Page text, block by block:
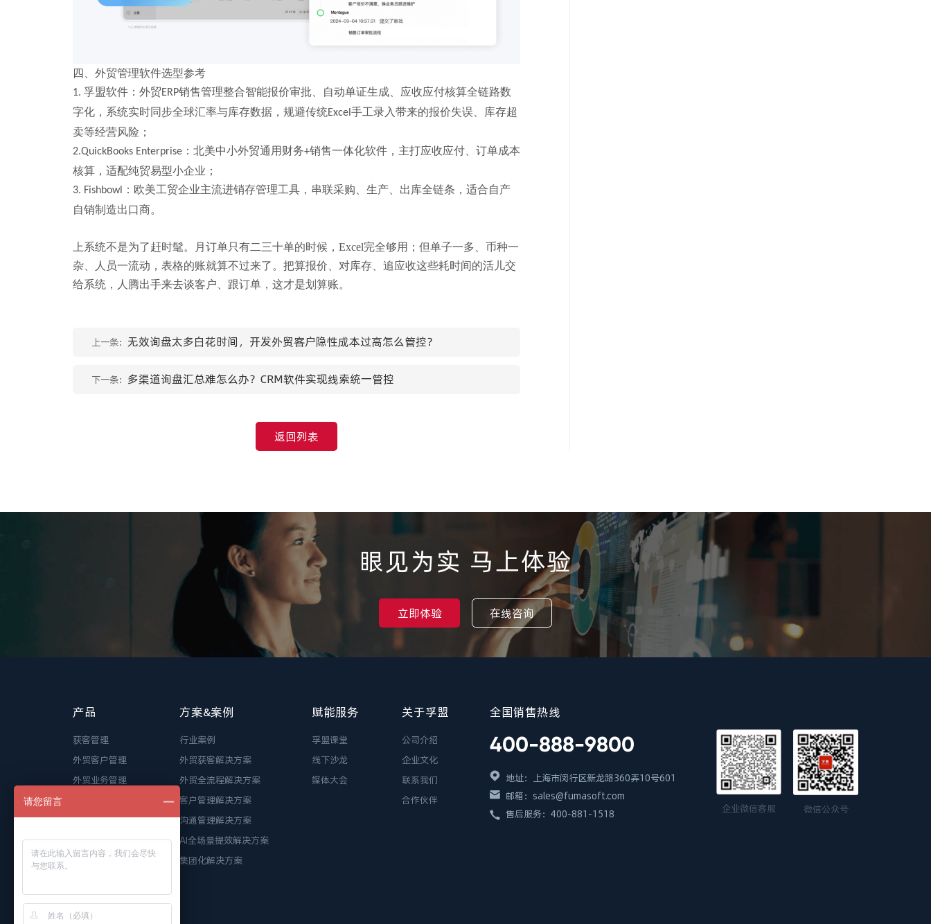
四 、外贸管理软件选型参考
1. 孚盟软件：外贸ERP销售管理整合智能报价审批、自动单证生成、应收应付核算全链路数
字化，系统实时同步全球汇率与库存数据，规避传统Excel 手工录入带来的报价失误、库存超
卖等经营风险 ；
2.QuickBooks Enterprise：北美中小外贸通用财务+销售一体化软件，主打应收应付、订单成本
核算，适配纯贸易型小企业；
3. Fishbowl
：欧美工贸企业主流进销存管理工具，串联采购、生产、出库全链条，适合自产
自销制造出口商。
上系统不是为了赶时髦。月订单只有二三十单的时候， Excel完全够用；但单子一多、币种一
杂、人员一流动，表格的账就算不过来了。把算报价、对库存、追应收这些耗时间的活儿交
给系统，人腾出手来去谈客户、跟订单，这才是划算账。
上一条： 无效询盘太多白花时间，开发外贸客户隐性成本过高怎么管控？
下一条： 多渠道询盘汇总难怎么办？CRM软件实现线索统一管控
返回列表
眼见为实 马上体验
立即体验 在线咨询
产品
获客管理
外贸客户管理
外贸业务管理
孚盟AI Pro
方案&案例
行业案例
外贸获客解决方案
外贸全流程解决方案
客户管理解决方案
沟通管理解决方案
AI全场景提效解决方案
集团化解决方案
赋能服务
孚盟课堂
线下沙龙
媒体大会
关于孚盟
公司介绍
企业文化
联系我们
合作伙伴
全国销售热线
400-888-9800
地址：上海市闵行区新龙路360弄10号601
邮箱：sales@fumasoft.com
售后服务：400-881-1518
企业微信客服 微信公众号
请您留言